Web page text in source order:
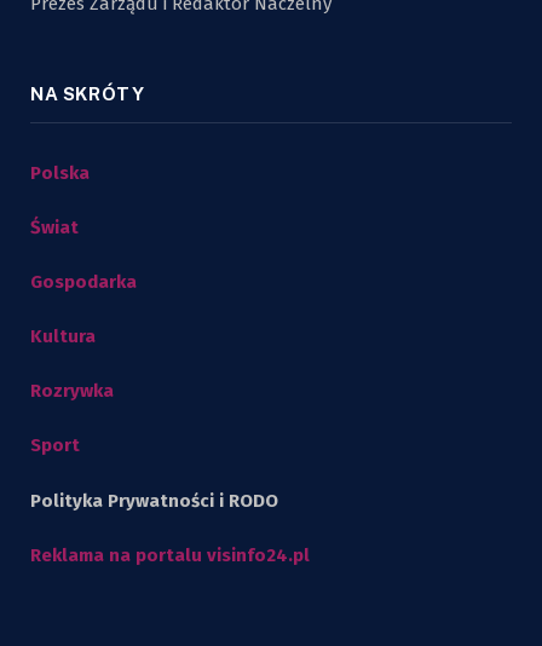
NA SKRÓTY
Polska
Świat
Gospodarka
Kultura
Rozrywka
Sport
Polityka Prywatności i RODO
Reklama na portalu visinfo24.pl